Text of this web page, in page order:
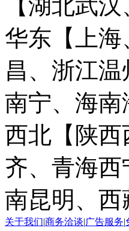
【湖北武
华东【上
昌、浙江
南宁、海南
西北【陕
齐、青海西
南昆明、西
关于我们|商务洽谈|广告服务|